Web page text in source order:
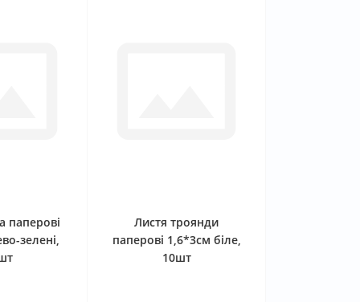
паперові
зелені,
Листя троянди
паперові 1,6*3см біле,
10шт